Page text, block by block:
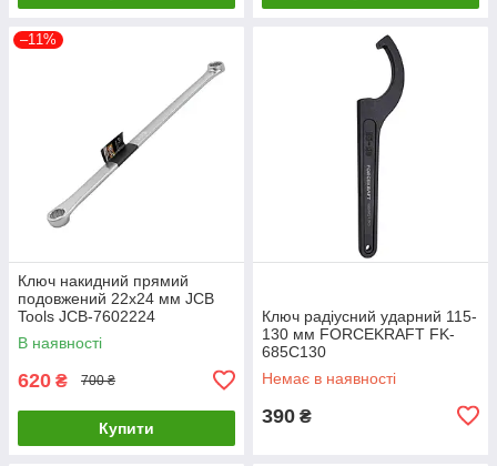
–11%
Ключ накидний прямий
подовжений 22х24 мм JCB
Tools JCB-7602224
В наявності
620 ₴ 700 ₴
Купити
Ключ радіусний ударний 115-
130 мм FORCEKRAFT FK-
685C130
Немає в наявності
390 ₴